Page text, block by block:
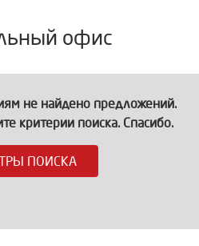
офис
не найдено предложений.
критерии поиска. Спасибо.
ПОИСКА